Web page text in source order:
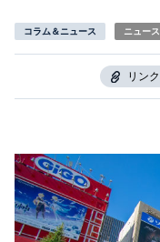
コラム＆ニュース ニュース
リン